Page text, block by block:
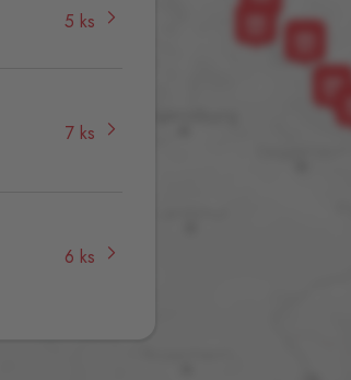
5 ks
7 ks
6 ks